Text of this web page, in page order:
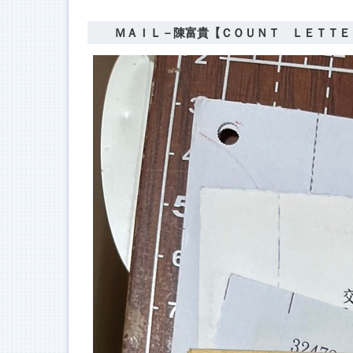
ＭＡＩＬ－陳富貴【ＣＯＵＮＴ ＬＥＴＴＥ